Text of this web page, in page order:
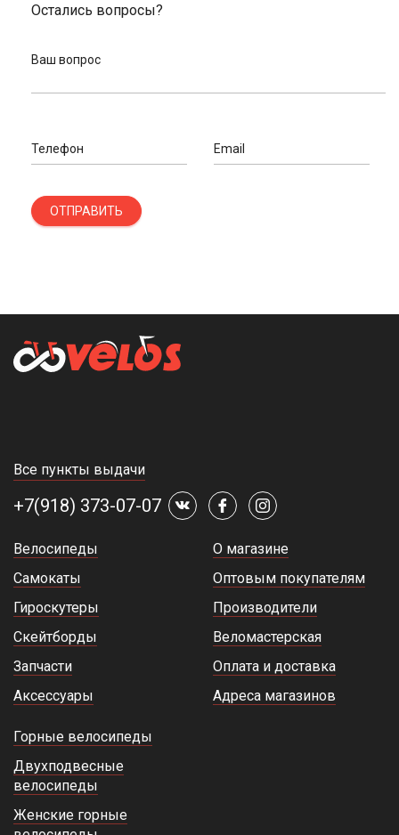
Остались вопросы?
Ваш вопрос
Телефон Email
ОТПРАВИТЬ
Все пункты выдачи
+7(918) 373-07-07
Велосипеды
Самокаты
Гироскутеры
Скейтборды
Запчасти
Аксессуары
О магазине
Оптовым покупателям
Производители
Веломастерская
Оплата и доставка
Адреса магазинов
Горные велосипеды
Двухподвесные
велосипеды
Женские горные